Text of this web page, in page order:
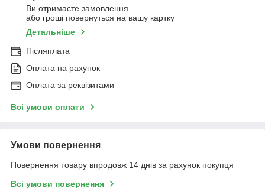
Ви отримаєте замовлення
або гроші повернуться на вашу картку
Детальніше
Післяплата
Оплата на рахунок
Оплата за реквізитами
Всі умови оплати
Умови повернення
Повернення товару впродовж 14 днів за рахунок покупця
Всі умови повернення